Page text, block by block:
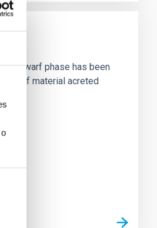
dwarf phase has been
of material acreted